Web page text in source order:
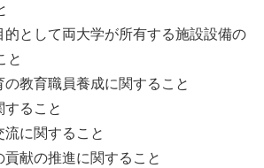
的として両大学が所有する施設設備の
と
の教育職員養成に関すること
すること
流に関すること
貢献の推進に関すること